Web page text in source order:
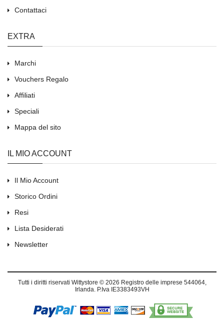
Contattaci
EXTRA
Marchi
Vouchers Regalo
Affiliati
Speciali
Mappa del sito
IL MIO ACCOUNT
Il Mio Account
Storico Ordini
Resi
Lista Desiderati
Newsletter
Tutti i diritti riservati Wittystore © 2026 Registro delle imprese 544064,
Irlanda. P.Iva IE3383493VH